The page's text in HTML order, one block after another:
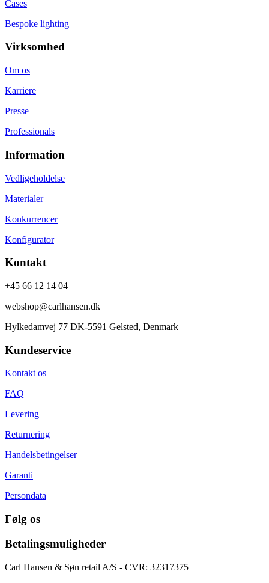
Cases
Bespoke lighting
Virksomhed
Om os
Karriere
Presse
Professionals
Information
Vedligeholdelse
Materialer
Konkurrencer
Konfigurator
Kontakt
+45 66 12 14 04
webshop@carlhansen.dk
Hylkedamvej 77 DK-5591 Gelsted, Denmark
Kundeservice
Kontakt os
FAQ
Levering
Returnering
Handelsbetingelser
Garanti
Persondata
Følg os
Betalingsmuligheder
Carl Hansen & Søn retail A/S - CVR: 32317375